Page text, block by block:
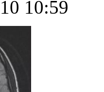
10:59